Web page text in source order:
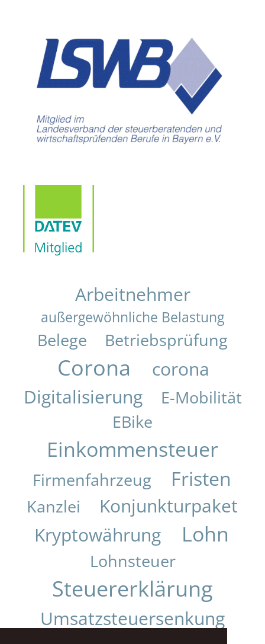
Arbeitnehmer
außergewöhnliche Belastung
Belege Betriebsprüfung
Corona
corona
Digitalisierung
E-Mobilität
EBike
Einkommensteuer
Firmenfahrzeug Fristen
Kanzlei
Konjunkturpaket
Kryptowährung
Lohn
Lohnsteuer
Steuererklärung
Umsatzsteuersenkung